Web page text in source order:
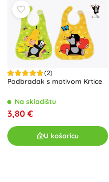
(2)
Podbradak s motivom Krtice
Na skladištu
3,80 €
U košaricu